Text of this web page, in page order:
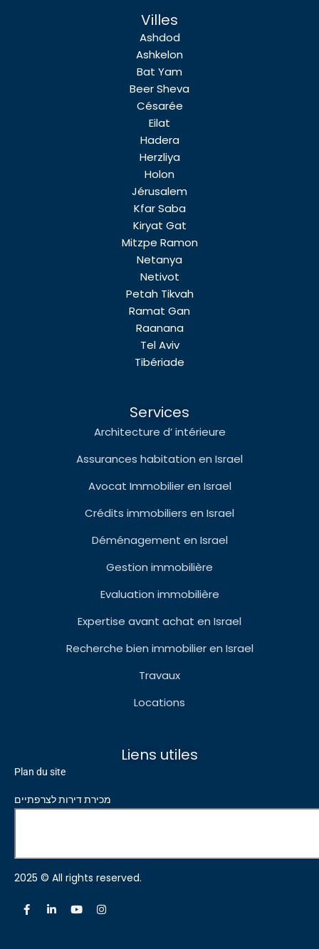
Villes
Ashdod
Ashkelon
Bat Yam
Beer Sheva
Césarée
Eilat
Hadera
Herzliya
Holon
Jérusalem
Kfar Saba
Kiryat Gat
Mitzpe Ramon
Netanya
Netivot
Petah Tikvah
Ramat Gan
Raanana
Tel Aviv
Tibériade
Services
Architecture d’ intérieure
Assurances habitation en Israel
Avocat Immobilier en Israel
Crédits immobiliers en Israel
Déménagement en Israel
Gestion immobilière
Evaluation immobilière
Expertise avant achat en Israel
Recherche bien immobilier en Israel
Travaux
Locations
Liens utiles
Plan du site
מכירת דירות לצרפתיים
2025 © All rights reserved.